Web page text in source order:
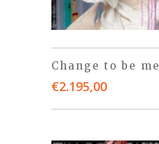
Change to be
€2.195,00